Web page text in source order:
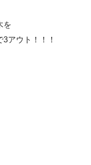
を
アウト！！！